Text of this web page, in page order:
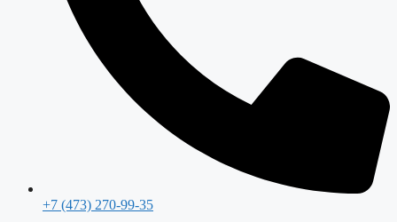
+7 (473) 270-99-35